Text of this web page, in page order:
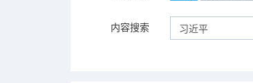
内容搜索